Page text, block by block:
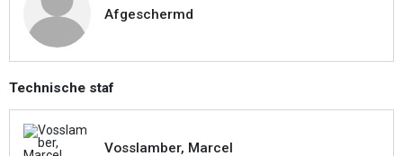
Afgeschermd
Technische staf
Vosslamber, Marcel